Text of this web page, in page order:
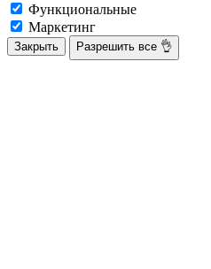
Функциональные
Маркетинг
Закрыть Разрешить все 👌